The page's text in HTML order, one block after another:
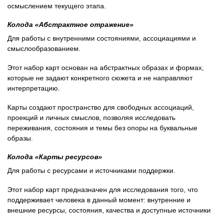
осмыслением текущего этапа.
Колода «Абстрактное отражение»
Для работы с внутренними состояниями, ассоциациями и
смыслообразованием.
Этот набор карт основан на абстрактных образах и формах,
которые не задают конкретного сюжета и не направляют
интерпретацию.
Карты создают пространство для свободных ассоциаций,
проекций и личных смыслов, позволяя исследовать
переживания, состояния и темы без опоры на буквальные
образы.
Колода «Карты ресурсов»
Для работы с ресурсами и источниками поддержки.
Этот набор карт предназначен для исследования того, что
поддерживает человека в данный момент: внутренние и
внешние ресурсы, состояния, качества и доступные источники